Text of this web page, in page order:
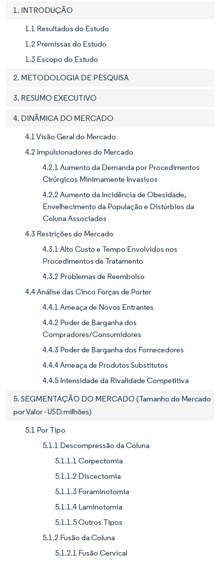
1. INTRODUÇÃO
1.1 Resultados do Estudo
1.2 Premissas do Estudo
1.3 Escopo do Estudo
2. METODOLOGIA DE PESQUISA
3. RESUMO EXECUTIVO
4. DINÂMICA DO MERCADO
4.1 Visão Geral do Mercado
4.2 Impulsionadores do Mercado
4.2.1 Aumento da Demanda por Procedimentos
Cirúrgicos Minimamente Invasivos
4.2.2 Aumento da Incidência de Obesidade,
Envelhecimento da População e Distúrbios da
Coluna Associados
4.3 Restrições do Mercado
4.3.1 Alto Custo e Tempo Envolvidos nos
Procedimentos de Tratamento
4.3.2 Problemas de Reembolso
4.4 Análise das Cinco Forças de Porter
4.4.1 Ameaça de Novos Entrantes
4.4.2 Poder de Barganha dos
Compradores/Consumidores
4.4.3 Poder de Barganha dos Fornecedores
4.4.4 Ameaça de Produtos Substitutos
4.4.5 Intensidade da Rivalidade Competitiva
5. SEGMENTAÇÃO DO MERCADO (Tamanho do Mercado
por Valor - USD milhões)
5.1 Por Tipo
5.1.1 Descompressão da Coluna
5.1.1.1 Corpectomia
5.1.1.2 Discectomia
5.1.1.3 Foraminotomia
5.1.1.4 Laminotomia
5.1.1.5 Outros Tipos
5.1.2 Fusão da Coluna
5.1.2.1 Fusão Cervical